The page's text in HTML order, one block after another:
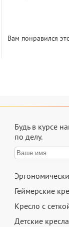
Вам понравился
Будь в курсе
по делу.
Геймерские
Кресло с
Детские кресла